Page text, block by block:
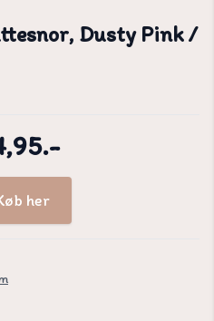
Dusty Pink /
her